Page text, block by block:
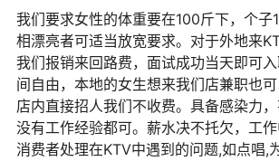
我们要求女性的体重要在100斤下，个子
相漂亮者可适当放宽要求。对于外地来
我们报销来回路费，面试成功当天即可
间自由，本地的女生想来我们店兼职也
店内直接招人我们不收费。具备感染力
没有工作经验都可。薪水决不托欠，工
消费者处理在KTV中遇到的问题,如点唱,